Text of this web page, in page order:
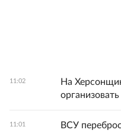
11:02
На
11:01
ВСУ